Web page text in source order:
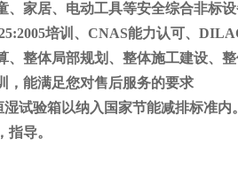
、家居、电动工具等安全综合非标设
培训、CNAS能力认可、
、整体局部规划、整体施工建设、
，能满足您对售后服务的要求
试验箱以纳入国家节能减排标准内。
导。